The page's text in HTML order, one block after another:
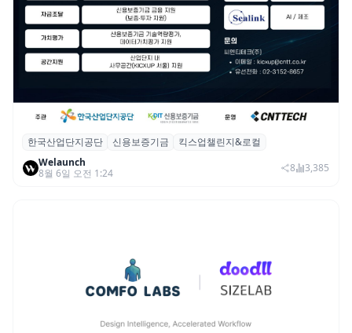
산단공·신보, 2026 ‘킥스업 챌린지&로컬’ 참
여 스타트업 모집
한국산업단지공단 신용보증기금
킥스업챌린지&로컬
Welaunch
8월 6일 오전 1:24
8 3,385